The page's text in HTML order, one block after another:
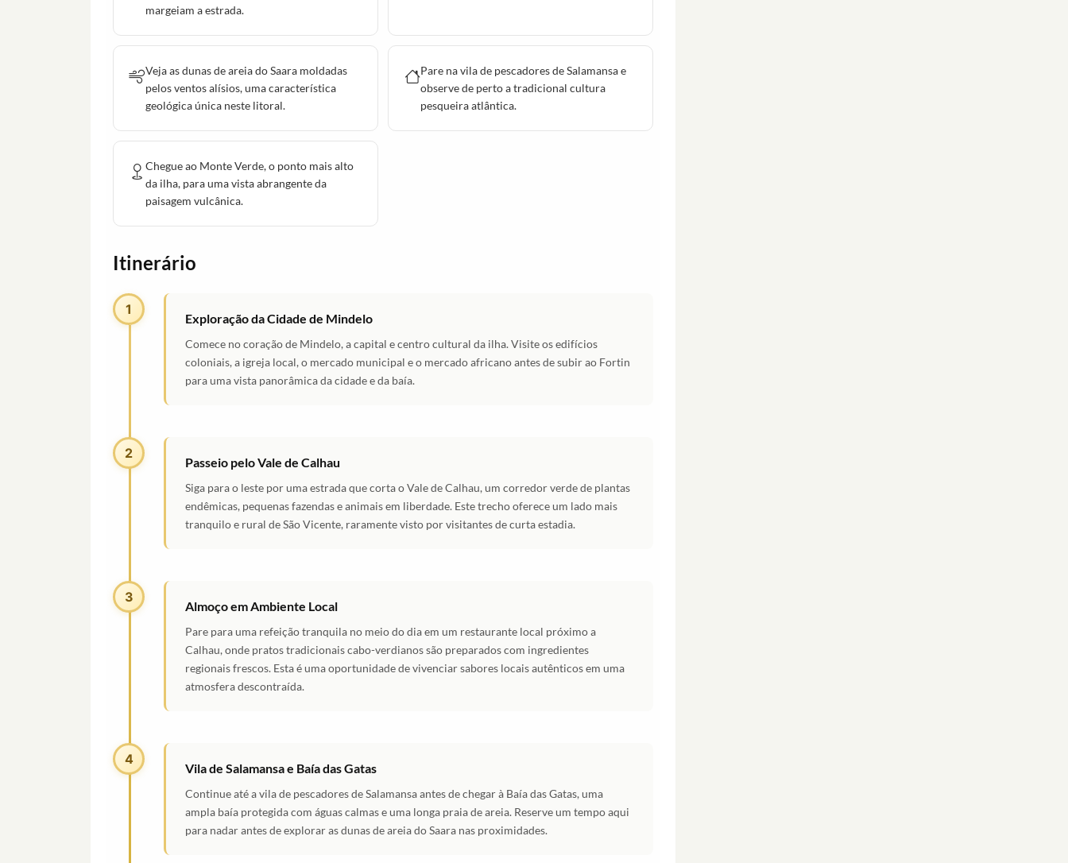
margeiam a estrada.
Veja as dunas de areia do Saara moldadas
pelos ventos alísios, uma característica
geológica única neste litoral.
Pare na vila de pescadores de Salamansa e
observe de perto a tradicional cultura
pesqueira atlântica.
Chegue ao Monte Verde, o ponto mais alto
da ilha, para uma vista abrangente da
paisagem vulcânica.
Itinerário
1
Exploração da Cidade de Mindelo
Comece no coração de Mindelo, a capital e centro cultural da ilha. Visite os edifícios
coloniais, a igreja local, o mercado municipal e o mercado africano antes de subir ao Fortin
para uma vista panorâmica da cidade e da baía.
2
Passeio pelo Vale de Calhau
Siga para o leste por uma estrada que corta o Vale de Calhau, um corredor verde de plantas
endêmicas, pequenas fazendas e animais em liberdade. Este trecho oferece um lado mais
tranquilo e rural de São Vicente, raramente visto por visitantes de curta estadia.
3
Almoço em Ambiente Local
Pare para uma refeição tranquila no meio do dia em um restaurante local próximo a
Calhau, onde pratos tradicionais cabo-verdianos são preparados com ingredientes
regionais frescos. Esta é uma oportunidade de vivenciar sabores locais autênticos em uma
atmosfera descontraída.
4
Vila de Salamansa e Baía das Gatas
Continue até a vila de pescadores de Salamansa antes de chegar à Baía das Gatas, uma
ampla baía protegida com águas calmas e uma longa praia de areia. Reserve um tempo aqui
para nadar antes de explorar as dunas de areia do Saara nas proximidades.